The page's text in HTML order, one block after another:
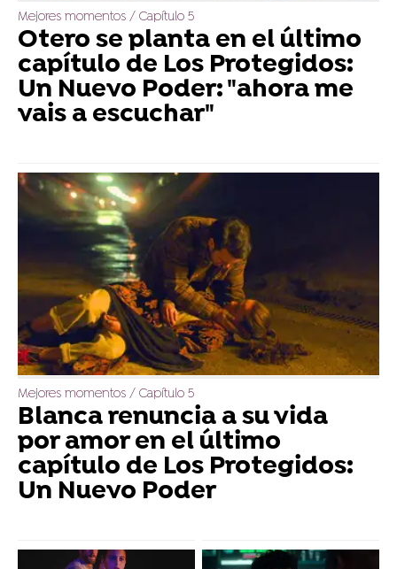
Mejores momentos / Capítulo 5
Otero se planta en el último
capítulo de Los Protegidos:
Un Nuevo Poder: "ahora me
vais a escuchar"
Mejores momentos / Capítulo 5
Blanca renuncia a su vida
por amor en el último
capítulo de Los Protegidos:
Un Nuevo Poder